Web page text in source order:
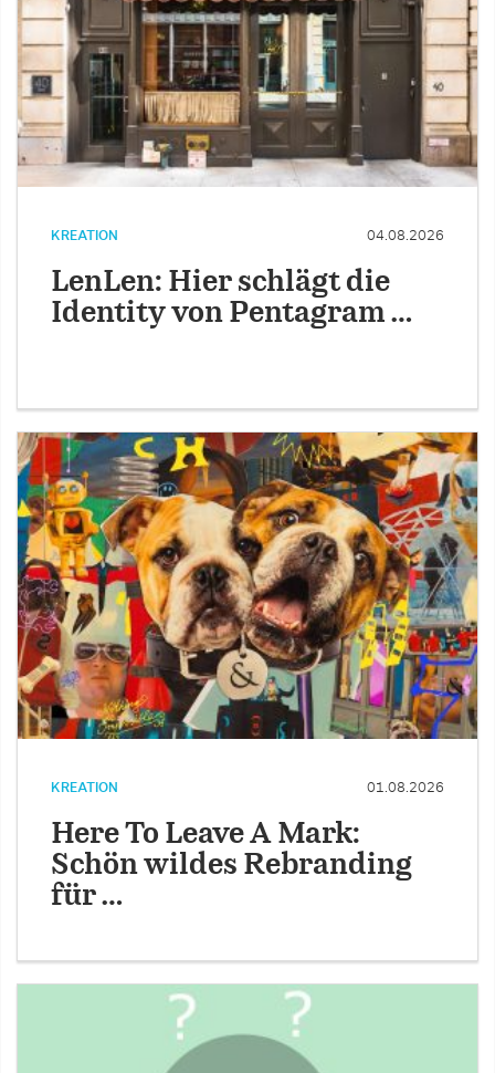
KREATION 04.08.2026
LenLen: Hier schlägt die
Identity von Pentagram …
KREATION 01.08.2026
Here To Leave A Mark:
Schön wildes Rebranding
für …